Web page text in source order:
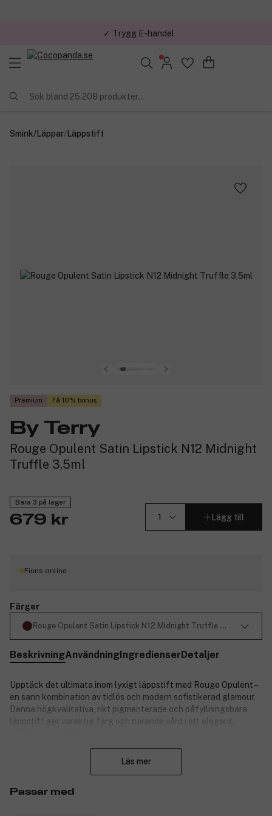
✓ Trygg E-handel
Sök bland 25.208 produkter..
Smink/Läppar/Läppstift
Premium Få 10% bonus
By Terry
Rouge Opulent Satin Lipstick N12 Midnight
Truffle 3,5ml
Bara 3 på lager
679 kr Lägg till
Finns online
Färger
Rouge Opulent Satin Lipstick N12 Midnight Truffle 3,5ml
BeskrivningAnvändningIngredienserDetaljer
Upptäck det ultimata inom lyxigt läppstift med Rouge Opulent –
en sann kombination av tidlös och modern sofistikerad glamour.
Denna högkvalitativa, rikt pigmenterade och påfyllningsbara
läppstift ger varaktig färg och närande vård i ett elegant,
och ger en krämig, heltäckande finish som håller sig snygg hela
Rouge Opulent kommer i ett slankt, påfyllningsbart hylsa och
Läs mer
Passar med